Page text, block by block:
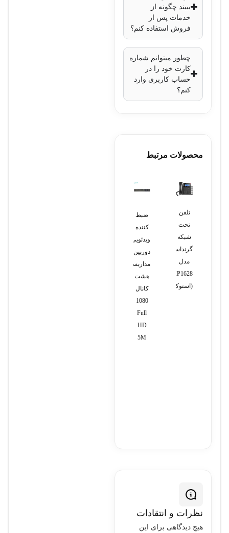
وات
ابعاد
:
1U (ارتفاع)
وزن
کیلوگرم
ببیند چگونه از
خدمات پس از
فروش استفاده کنم؟
چطور میتوانم شماره
کارت خود را در
حساب کاربری وارد
کنم؟
محصولات مرتبط
تلفن
تحت
شبکه
گرنداستریم
مدل
GXP1628
(استوک)
ضبط
کننده
ویدئویی
دوربین
مداربسته
هشت
کانال
1080
Full
HD
5M
نظرات و انتقادات
هیچ دیدگاهی برای این